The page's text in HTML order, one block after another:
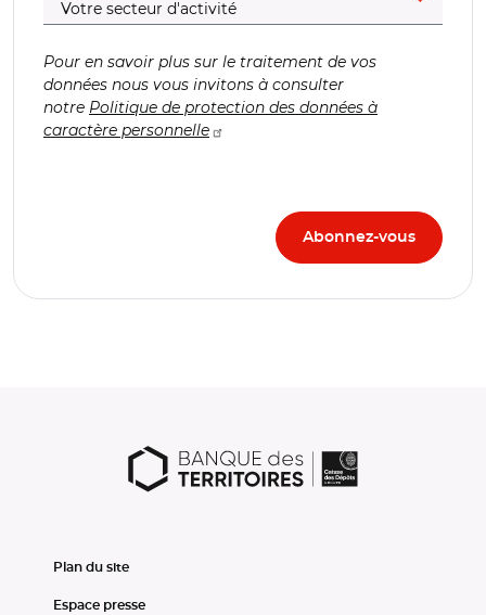
Pour en savoir plus sur le traitement de vos
données nous vous invitons à consulter
notre Politique de protection des données à
caractère personnelle
Plan du site
Espace presse